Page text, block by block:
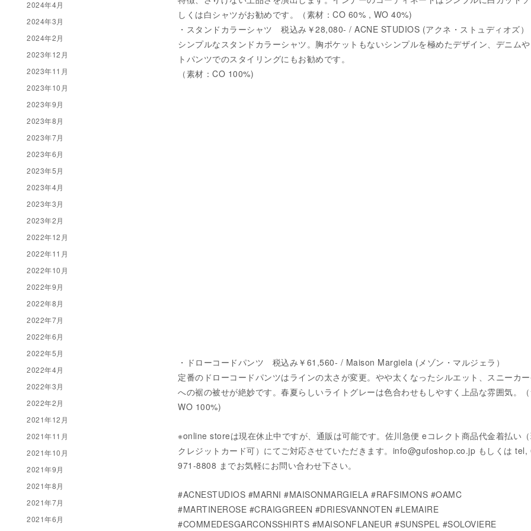
しくは白シャツがお勧めです。（素材：CO 60% , WO 40%)
・スタンドカラーシャツ 税込み￥28,080- / ACNE STUDIOS (アクネ・ストュディオズ）
シンプルなスタンドカラーシャツ。胸ポケットもないシンプルを極めたデザイン、デニム
トパンツでのスタイリングにもお勧めです。
（素材：CO 100%)
・ドローコードパンツ 税込み￥61,560- / Maison Margiela (メゾン・マルジェラ）
定番のドローコードパンツはラインの太さが変更。やや太くなったシルエット、スニーカ
への裾の被せが絶妙です。春夏らしいライトグレーは色合わせもしやすく上品な雰囲気。
WO 100%)
※online storeは現在休止中ですが、通販は可能です。佐川急便 eコレクト商品代金着払い
クレジットカード可）にてご対応させていただきます。info@gufoshop.co.jp もしくは tel,
971-8808 までお気軽にお問い合わせ下さい。
#ACNESTUDIOS #MARNI #MAISONMARGIELA #RAFSIMONS #OAMC
#MARTINEROSE #CRAIGGREEN #DRIESVANNOTEN #LEMAIRE
#COMMEDESGARCONSSHIRTS #MAISONFLANEUR #SUNSPEL #SOLOVIERE
2024年4月
2024年3月
2024年2月
2023年12月
2023年11月
2023年10月
2023年9月
2023年8月
2023年7月
2023年6月
2023年5月
2023年4月
2023年3月
2023年2月
2022年12月
2022年11月
2022年10月
2022年9月
2022年8月
2022年7月
2022年6月
2022年5月
2022年4月
2022年3月
2022年2月
2021年12月
2021年11月
2021年10月
2021年9月
2021年8月
2021年7月
2021年6月